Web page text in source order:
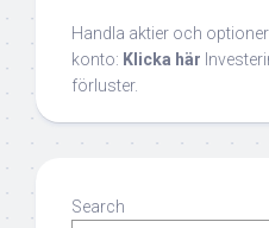
Handla aktier och optioner
konto: Klicka här
förluster.
Search